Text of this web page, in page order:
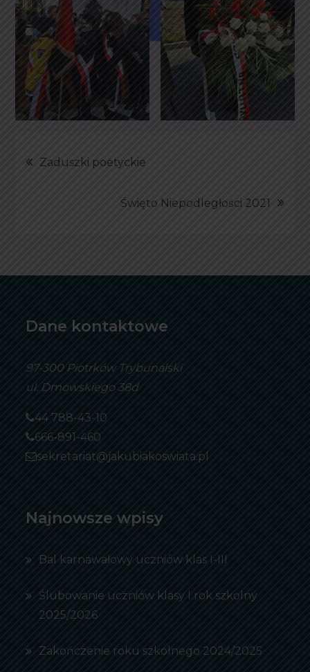
Nawigacja
Zaduszki poetyckie
Święto Niepodległości 2021
Dane kontaktowe
97-300 Piotrków Trybunalski
ul. Dmowskiego 38d
44 788-43-10
666-891-460
sekretariat@jakubiakoswiata.pl
Najnowsze wpisy
Bal karnawałowy uczniów klas I-III
Ślubowanie uczniów klasy I rok szkolny
2025/2026
Zakończenie roku szkolnego 2024/2025